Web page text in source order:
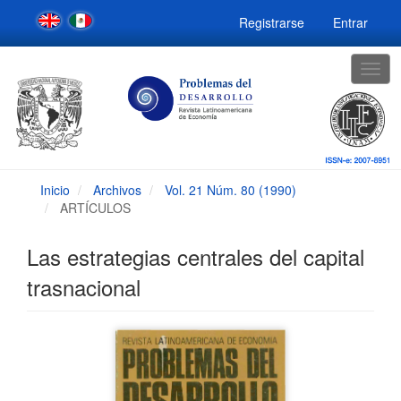
Navegación
principal
Contenido
Barra
lateral
Registrarse Entrar
Inicio Archivos
Vol. 21 Núm. 80 (1990)
ARTÍCULOS
Las estrategias centrales del capital
trasnacional